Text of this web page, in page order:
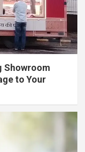
Showroom
to Your